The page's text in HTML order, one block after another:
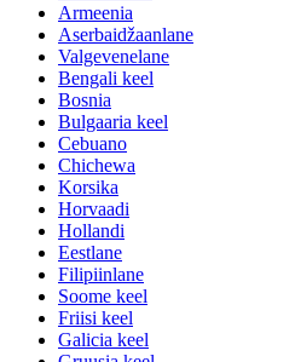
Armeenia
Aserbaidžaanlane
Valgevenelane
Bengali keel
Bosnia
Bulgaaria keel
Cebuano
Chichewa
Korsika
Horvaadi
Hollandi
Eestlane
Filipiinlane
Soome keel
Friisi keel
Galicia keel